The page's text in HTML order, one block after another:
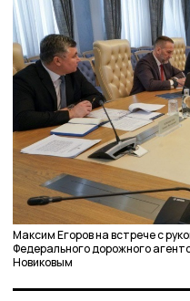
Максим Егоров на встрече с
Федерального дорожного
Новиковым